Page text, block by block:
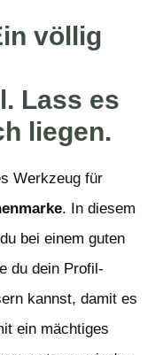
völlig
Lass es
liegen.
Werkzeug für
. In diesem
bei einem guten
du dein Profil-
kannst, damit es
ein mächtiges